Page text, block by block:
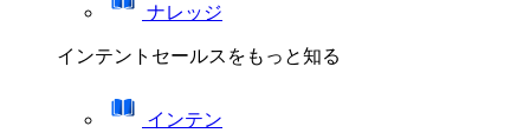
ナレッジ
インテントセールスをもっと知る
インテン